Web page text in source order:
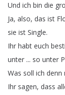
Und ich bin die
Ja, also, das ist
sie ist Single.
Ihr habt euch
unter ... so unter
Was soll ich denn
Ihr sagen, dass